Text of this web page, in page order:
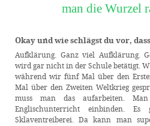
man die Wurzel
Okay und wie schlägst du vor,
Aufklärung. Ganz viel Aufklärung.
wird gar nicht in der Schule betätigt.
während wir fünf Mal über den
Mal über den Zweiten Weltkrieg
muss man das aufarbeiten.
Englischunterricht einbinden.
Sklaventreiberei. Da kann man